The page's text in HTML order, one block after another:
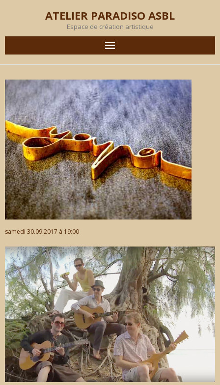
ATELIER PARADISO ASBL
Espace de création artistique
AGENDA
EN IMAGES
PRODUCTION
OBJECTIF
MEMBRES
L’ATELIER
LOCATION
samedi 30.09.2017 à 19:00